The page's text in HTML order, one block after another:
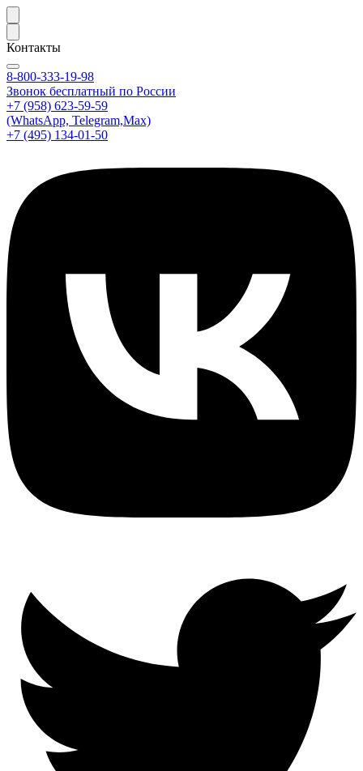
Контакты
8-800-333-19-98
Звонок бесплатный по России
+7 (958) 623-59-59
(WhatsApp, Telegram,Max)
+7 (495) 134-01-50